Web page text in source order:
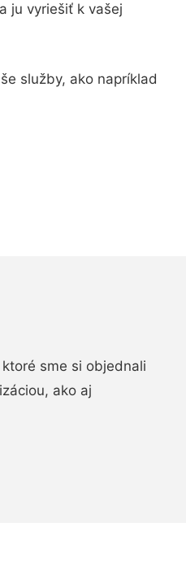
ju vyriešiť k vašej
služby, ako napríklad
sme si objednali
ako aj